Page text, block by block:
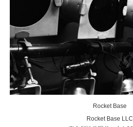
Rocket Base
Rocket Base LLC